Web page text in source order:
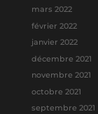
mars 2022
février 2022
janvier 2022
décembre 2021
novembre 2021
octobre 2021
septembre 2021